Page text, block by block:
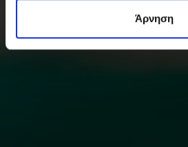
Άρνηση